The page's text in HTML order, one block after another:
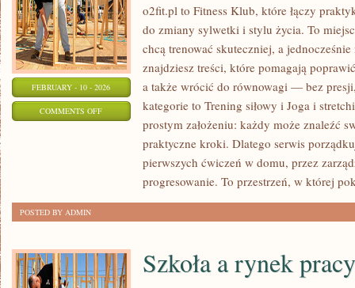
FEBRUARY - 10 - 2026
COMMENTS OFFON
POCZĄTKUJĄCYCH
o2fit.pl to Fitness Klub, które łączy
do zmiany sylwetki i stylu życia. To
chcą trenować skuteczniej, a
znajdziesz treści, które pomagają
a także wrócić do równowagi — bez
kategorie to Trening siłowy i Joga i
prostym założeniu: każdy może znaleźć
praktyczne kroki. Dlatego serwis
pierwszych ćwiczeń w domu, przez
progresowanie. To przestrzeń, w której
POSTED BY ADMIN
Szkoła a rynek pracy